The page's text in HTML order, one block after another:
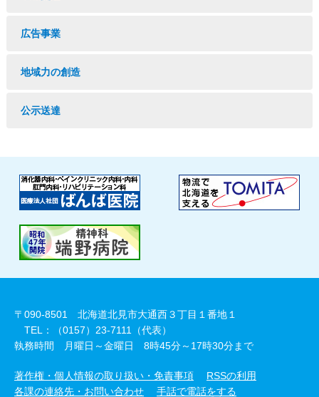
広告事業
地域力の創造
公示送達
〒090-8501 北海道北見市大通西３丁目１番地１
TEL：（0157）23-7111（代表）
執務時間 月曜日～金曜日 8時45分～17時30分まで
著作権・個人情報の取り扱い・免責事項
RSSの利用
各課の連絡先・お問い合わせ
手話で電話をする